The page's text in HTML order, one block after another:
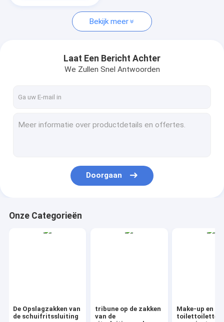
zakken
Bekijk meer
Laat Een Bericht Achter
We Zullen Snel Antwoorden
Doorgaan
Onze Categorieën
De Opslagzakken van
de schuifritssluiting
tribune op de zakken
van de
Make-up en
toilettoiletten